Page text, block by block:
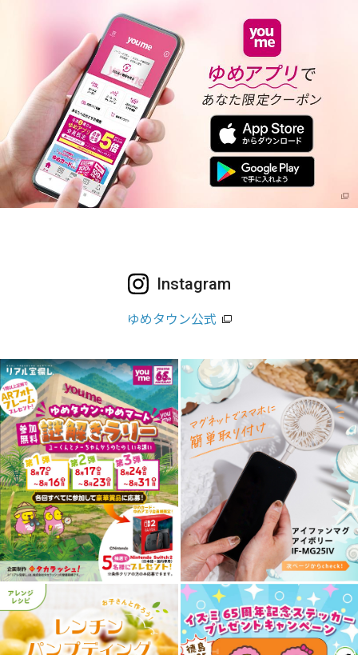
Instagram
ゆめタウン公式